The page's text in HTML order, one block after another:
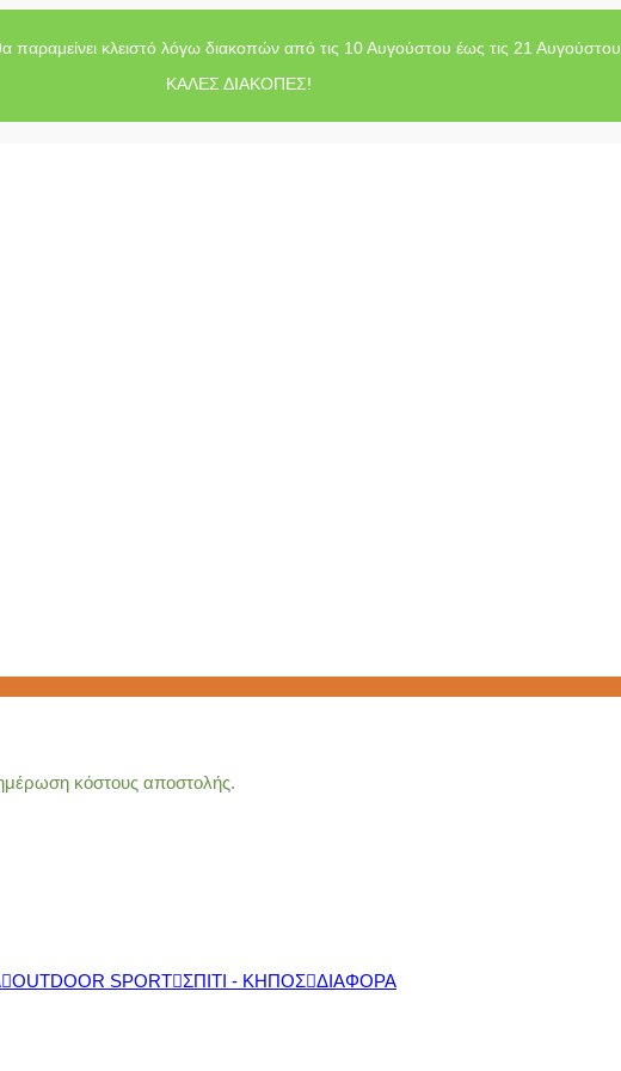
παραμείνει κλειστό λόγω διακοπών από τις 10 Αυγούστου έως τις 21 Αυγούστου.
ΚΑΛΕΣ ΔΙΑΚΟΠΕΣ!
κόστους αποστολής.
OUTDOOR SPORT ΣΠΙΤΙ - ΚΗΠΟΣ ΔΙΑΦΟΡΑ